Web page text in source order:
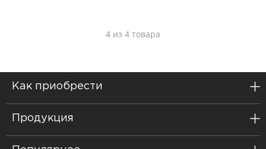
4 из 4 товара
Как приобрести
Продукция